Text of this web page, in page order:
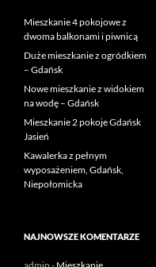
Mieszkanie 4 pokojowe z
dwoma balkonami i piwnicą
Duże mieszkanie z ogródkiem
– Gdańsk
Nowe mieszkanie z widokiem
na wodę – Gdańsk
Mieszkanie 2 pokoje Gdańsk
Jasień
Kawalerka z pełnym
wyposażeniem, Gdańsk,
Niepołomicka
NAJNOWSZE KOMENTARZE